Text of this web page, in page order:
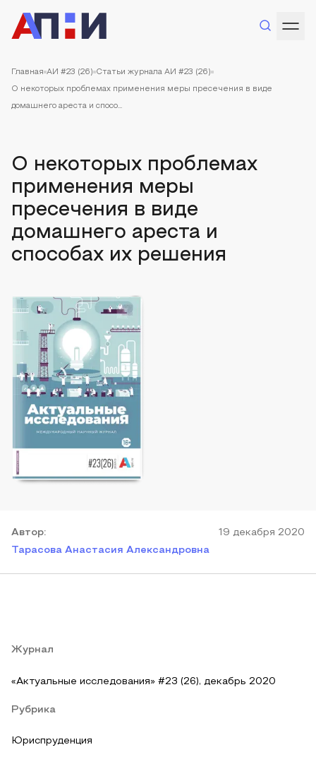
Главная АИ #23 (26) Статьи журнала АИ #23 (26)
О некоторых проблемах применения меры пресечения в виде
домашнего ареста и спосо...
О некоторых проблемах
применения меры
пресечения в виде
домашнего ареста и
способах их решения
Автор:
Тарасова Анастасия Александровна
19 декабря 2020
Журнал
«Актуальные исследования» #23 (26), декабрь 2020
Рубрика
Юриспруденция